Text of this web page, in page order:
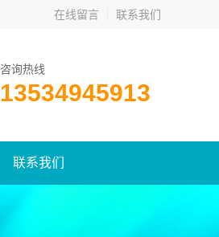
在线留言 联系我们
咨询热线
13534945913
联系我们